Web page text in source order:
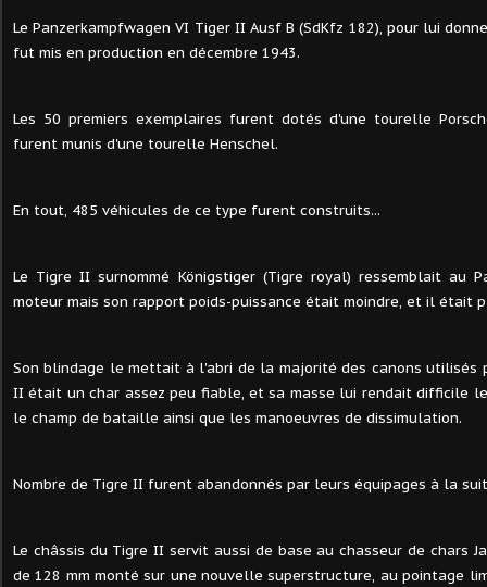
Le Panzerkampfwagen VI Tiger II Ausf B (SdKfz 182), pour lui
fut mis en production en décembre 1943.
Les 50 premiers exemplaires furent dotés d'une tourelle
furent munis d'une tourelle Henschel.
En tout, 485 véhicules de ce type furent construits...
Le Tigre II surnommé Königstiger (Tigre royal) ressemblait au
moteur mais son rapport poids-puissance était moindre, et il était
Son blindage le mettait à l'abri de la majorité des canons utilisés
II était un char assez peu fiable, et sa masse lui rendait difficile
le champ de bataille ainsi que les manoeuvres de dissimulation.
Nombre de Tigre II furent abandonnés par leurs équipages à la
Le châssis du Tigre II servit aussi de base au chasseur de chars
de 128 mm monté sur une nouvelle superstructure, au pointage